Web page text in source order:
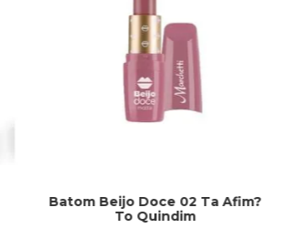
Batom Beijo Doce 02 Ta Afim?
To Quindim